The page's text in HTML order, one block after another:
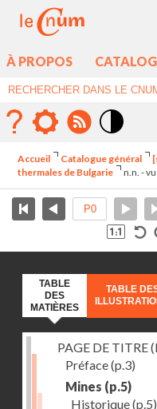
À PROPOS
élévé
Accueil Catalogue général
thermales de Bulgarie
n.n. -
TABLE
DES
MATIÈRES
TABLE
PAGE DE TITRE
Préface(p.3)
Mines (p.5)
Historique(p.5)